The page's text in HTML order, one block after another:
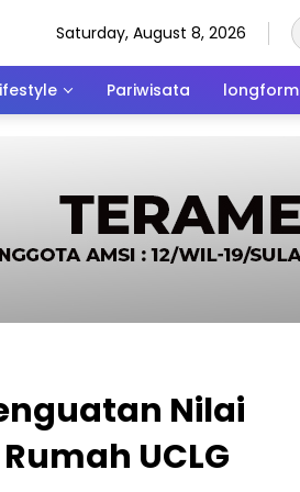
Saturday, August 8, 2026
Pariwisata longform
Nilai
UCLG